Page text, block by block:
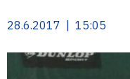
28.6.2017 | 15:05